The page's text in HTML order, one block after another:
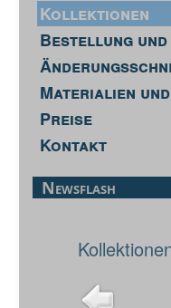
Kollektionen
Bestellung
Materialien
Preise
Kontakt
Newsflash